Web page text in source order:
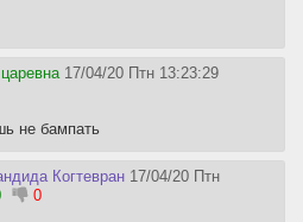
17/04/20 Птн 13:23:29
не бампать
Когтевран 17/04/20 Птн
0